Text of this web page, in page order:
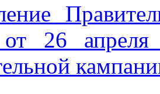
26 апреля